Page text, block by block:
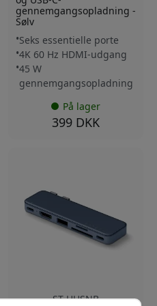
gennemgangsopladning -
Sølv
Seks essentielle porte
4K 60 Hz HDMI-udgang
45 W
gennemgangsopladning
På lager
399 DKK
ST-HUSNB